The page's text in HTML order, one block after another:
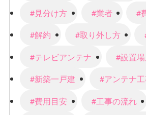
#見分け方
#業者
#
#解約
#取り外し方
#テレビアンテナ
#設置
#新築一戸建
#アンテナ
#費用目安
#工事の流れ